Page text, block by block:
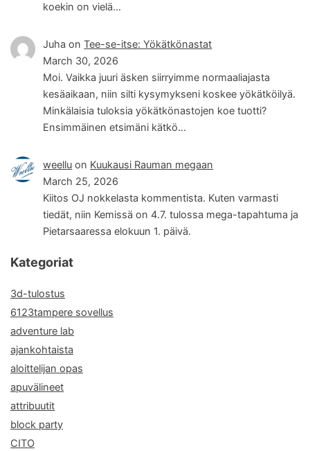
koekin on vielä…
Juha onTee-se-itse: Yökätkönastat
March 30, 2026
Moi. Vaikka juuri äsken siirryimme normaaliajasta
kesäaikaan, niin silti kysymykseni koskee yökätköilyä.
Minkälaisia tuloksia yökätkönastojen koe tuotti?
Ensimmäinen etsimäni kätkö…
weellu on Kuukausi Rauman megaan
March 25, 2026
Kiitos OJ nokkelasta kommentista. Kuten varmasti
tiedät, niin Kemissä on 4.7. tulossa mega-tapahtuma ja
Pietarsaaressa elokuun 1. päivä.
Kategoriat
3d-tulostus
6123tampere sovellus
adventure lab
ajankohtaista
aloittelijan opas
apuvälineet
attribuutit
block party
CITO